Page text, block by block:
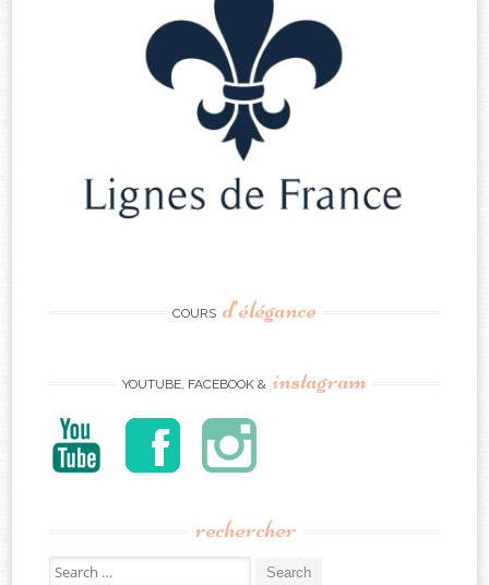
COURS d’élégance
YOUTUBE, FACEBOOK & instagram
rechercher
Search